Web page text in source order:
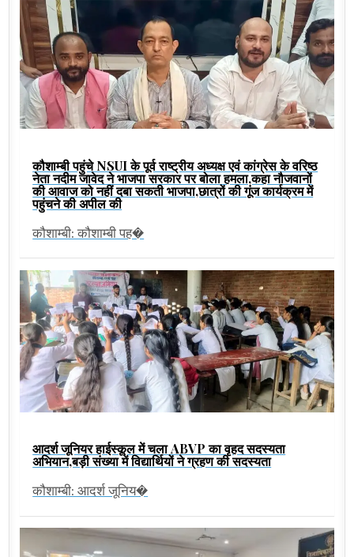
कौशाम्बी पहुंचे NSUI के पूर्व राष्ट्रीय अध्यक्ष एवं कांग्रेस के वरिष्ठ
नेता नदीम जावेद ने भाजपा सरकार पर बोला हमला,कहा नौजवानों
की आवाज को नहीं दबा सकती भाजपा,छात्रों की गूंज कार्यक्रम में
पहुंचने की अपील की
कौशाम्बी: कौशाम्बी पह�
आदर्श जूनियर हाईस्कूल में चला ABVP का वृहद सदस्यता
अभियान,बड़ी संख्या में विद्यार्थियों ने ग्रहण की सदस्यता
कौशाम्बी: आदर्श जूनिय�